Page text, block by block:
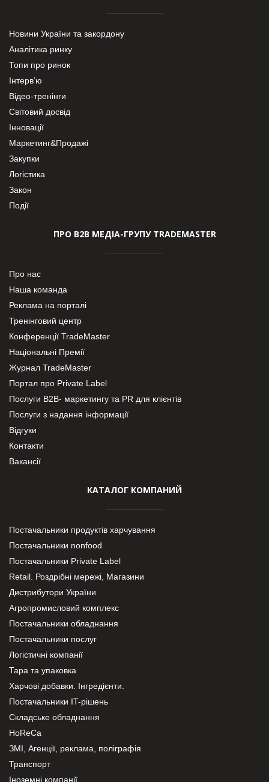
Новини України та закордону
Аналітика ринку
Топи про ринок
Інтерв’ю
Відео-тренінги
Світовий досвід
Інновації
Маркетинг&Продажі
Закупки
Логістика
Закон
Події
ПРО В2В МЕДІА-ГРУПУ TRADEMASTER
Про нас
Наша команда
Реклама на порталі
Тренінговий центр
Конференції TradeMaster
Національні Премії
Журнал TradeMaster
Портал про Private Label
Послуги В2В- маркетингу та PR для клієнтів
Послуги з надання інформації
Відгуки
Контакти
Вакансії
КАТАЛОГ КОМПАНИЙ
Постачальники продуктів харчування
Постачальники nonfood
Постачальники Private Label
Retail. Роздрібні мережі, Магазини
Дистрибутори України
Агропромисловий комплекс
Постачальники обладнання
Постачальники послуг
Логістичні компанії
Тара та упаковка
Харчові добавки. Інгредієнти.
Постачальники IT-рішень
Складське обладнання
HoReCa
ЗМІ, Агенції, реклама, поліграфія
Транспорт
Іноземні компанії